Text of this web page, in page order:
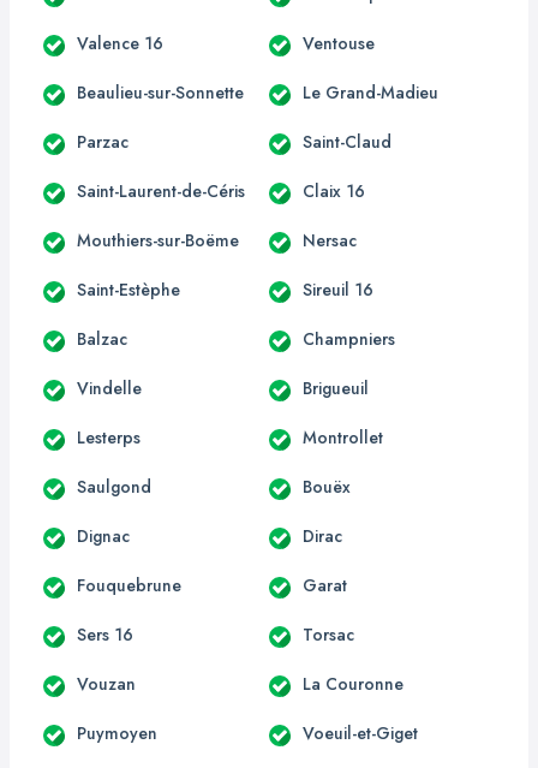
Valence 16 Ventouse
Beaulieu-sur-Sonnette Le Grand-Madieu
Parzac Saint-Claud
Saint-Laurent-de-Céris Claix 16
Mouthiers-sur-Boëme Nersac
Saint-Estèphe Sireuil 16
Balzac Champniers
Vindelle Brigueuil
Lesterps Montrollet
Saulgond Bouëx
Dignac Dirac
Fouquebrune Garat
Sers 16 Torsac
Vouzan La Couronne
Puymoyen Voeuil-et-Giget